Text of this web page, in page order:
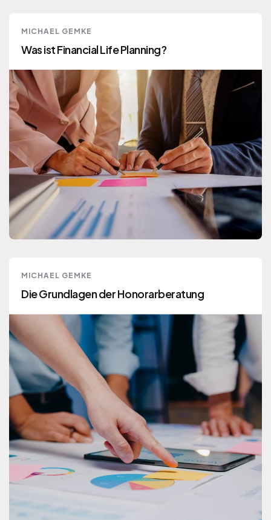
Mehr lesen
MICHAEL GEMKE
Was ist Financial Life Planning?
Mehr lesen
MICHAEL GEMKE
Die Grundlagen der Honorarberatung